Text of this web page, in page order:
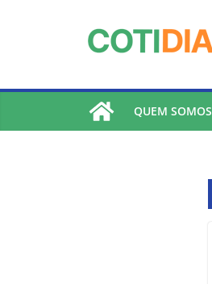
QUEM SOMOS